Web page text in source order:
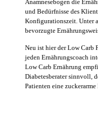
Anamnesebogen die
und Bedürfnisse des
Konfigurationszeit. Unter
bevorzugte
Neu ist hier der Low
jeden Ernährungscoach
Low Carb Ernährung
Diabetesberater sinnvoll,
Patienten eine